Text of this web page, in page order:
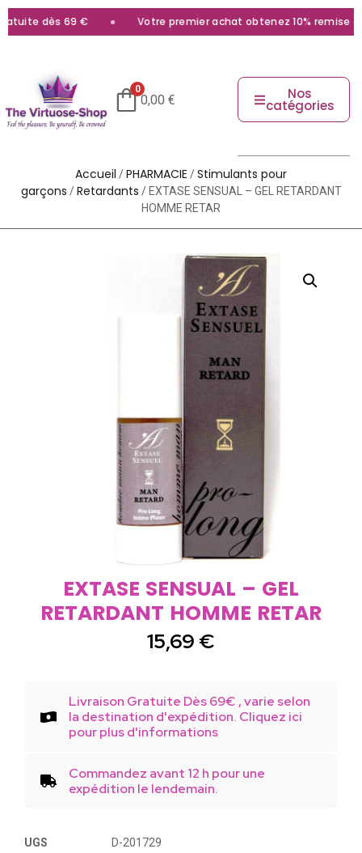
dès 69 € Votre premier achat obtenez 10% remise
0
0,00 € Nos
catégories
Accueil /PHARMACIE /Stimulants pour
garçons /Retardants / EXTASE SENSUAL – GEL RETARDANT
HOMME RETAR
EXTASE SENSUAL – GEL
RETARDANT HOMME RETAR
15,69 €
Livraison Gratuite Dès 69€ , varie selon
la destination d'expédition. Cliquez ici
pour plus d'informations
Commandez avant 12 h pour une
expédition le lendemain.
UGS
D-201729